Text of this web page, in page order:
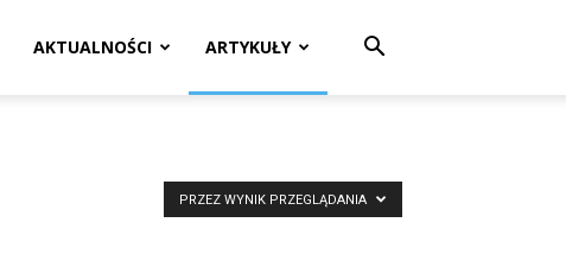
AKTUALNOŚCI ARTYKUŁY
PRZEZ WYNIK PRZEGLĄDANIA